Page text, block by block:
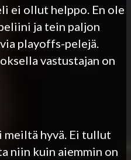
ei ollut helppo. En ole
ja tein paljon
playoffs-pelejä.
vastustajan on
meiltä hyvä. Ei tullut
niin kuin aiemmin on